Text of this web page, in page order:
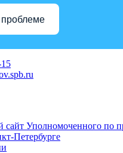
проблеме
Уполномоченного по
Петербурге